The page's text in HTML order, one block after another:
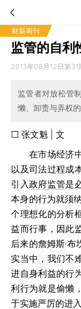
财新周刊
监管的自利
2013年08月12日第31
监管者对放松管
懒、卸责与弄权
□ 张文魁 | 文
在市场经济中
以及司法过程成
引入政府监管是
本身的行为就须
个理想化的分析
益而行事，因此
后来的詹姆斯·
实当中，我们不
进自身利益的行
利行为就是偷懒
于实施严厉的进入